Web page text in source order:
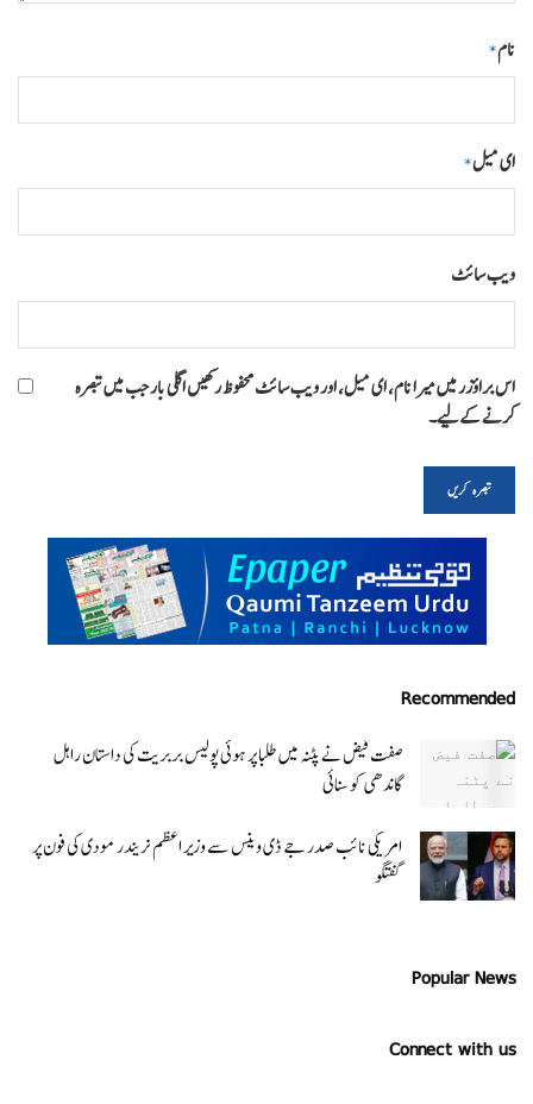
نام*
ای میل*
ویب‌ سائٹ
اس براؤزر میں میرا نام، ای میل، اور ویب سائٹ محفوظ رکھیں اگلی بار جب میں تبصرہ
کرنے کےلیے۔
Recommended
صفت فیض نے پٹنہ میں طلبا پر ہوئی پولیس بربریت کی داستان راہل
گاندھی کو سنائی
امریکی نائب صدر جے ڈی وینس سے وزیر اعظم نریندر مودی کی فون پر
گفتگو
Popular News
Connect with us